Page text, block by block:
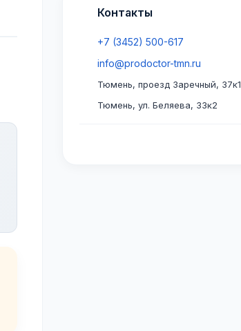
Контакты
+7 (3452) 500-617
info@prodoctor-tmn.ru
Тюмень, проезд Заречный, 37к1
Тюмень, ул. Беляева, 33к2